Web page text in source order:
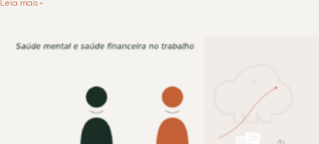
Leia mais »